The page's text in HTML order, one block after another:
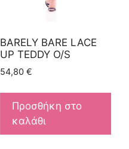
BARELY BARE LACE
UP TEDDY O/S
54,80 €
Προσθήκη στο
καλάθι